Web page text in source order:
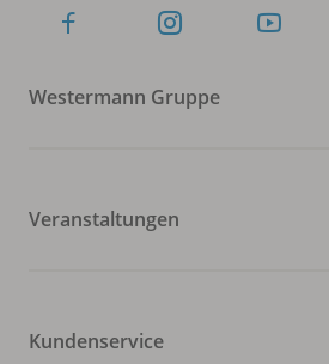
Westermann Gruppe
Veranstaltungen
Kundenservice